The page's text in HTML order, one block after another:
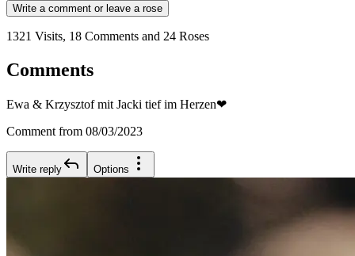
Write a comment or leave a rose
1321 Visits, 18 Comments and 24 Roses
Comments
Ewa & Krzysztof mit Jacki tief im Herzen❤
Comment from 08/03/2023
Write reply Options